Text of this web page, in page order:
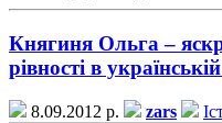
Княгиня Ольга –
рівності в українській
8.09.2012 р. zars